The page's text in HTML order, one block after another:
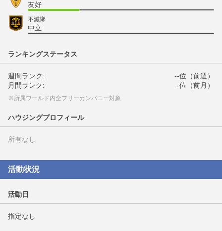
友好
不滅隊
中立
ランキングステータス
週間ランク:
--位（前週）
月間ランク:
--位（前月）
※所属ワールド内全フリーカンパニー対象
ハウジングプロフィール
所有なし
活動状況
活動日
指定なし